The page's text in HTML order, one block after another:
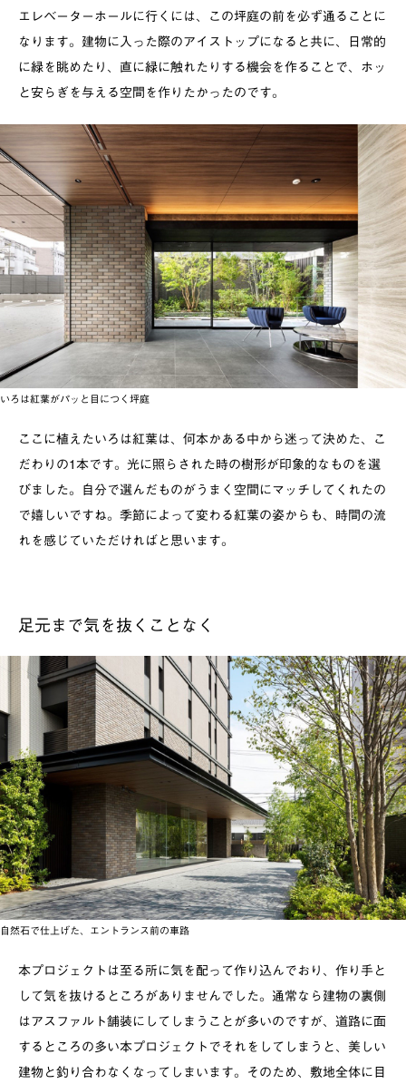
エレベーターホールに行くには、この坪庭の前を必ず通ることに
なります。建物に入った際のアイストップになると共に、日常的
に緑を眺めたり、直に緑に触れたりする機会を作ることで、ホッ
と安らぎを与える空間を作りたかったのです。
いろは紅葉がパッと目につく坪庭
ここに植えたいろは紅葉は、何本かある中から迷って決めた、こ
だわりの1本です。光に照らされた時の樹形が印象的なものを選
びました。自分で選んだものがうまく空間にマッチしてくれたの
で嬉しいですね。季節によって変わる紅葉の姿からも、時間の流
れを感じていただければと思います。
足元まで気を抜くことなく
自然石で仕上げた、エントランス前の車路
本プロジェクトは至る所に気を配って作り込んでおり、作り手と
して気を抜けるところがありませんでした。通常なら建物の裏側
はアスファルト舗装にしてしまうことが多いのですが、道路に面
するところの多い本プロジェクトでそれをしてしまうと、美しい
建物と釣り合わなくなってしまいます。そのため、敷地全体に目